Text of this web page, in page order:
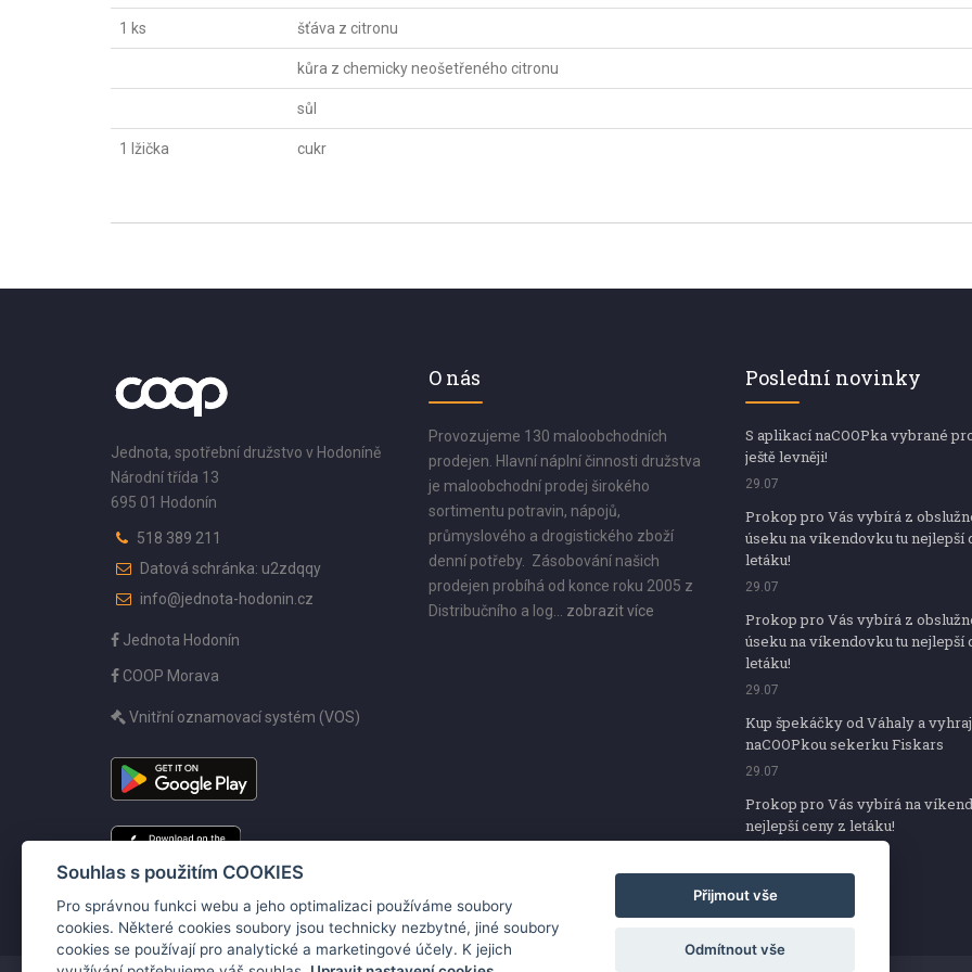
1 ks šťáva z citronu
kůra z chemicky neošetřeného citronu
sůl
1 lžička cukr
Jednota, spotřební družstvo v Hodoníně
Národní třída 13
695 01 Hodonín
518 389 211
Datová schránka: u2zdqqy
info@jednota-hodonin.cz
Jednota Hodonín
COOP Morava
Vnitřní oznamovací systém (VOS)
O nás
Provozujeme 130 maloobchodních
prodejen. Hlavní náplní činnosti družstva
je maloobchodní prodej širokého
sortimentu potravin, nápojů,
průmyslového a drogistického zboží
denní potřeby. Zásobování našich
prodejen probíhá od konce roku 2005 z
Distribučního a log... zobrazit více
Poslední novinky
S aplikací naCOOPka vybrané
ještě levněji!
29.07
Prokop pro Vás vybírá z
úseku na víkendovku tu nejlepší
letáku!
29.07
Prokop pro Vás vybírá z
úseku na víkendovku tu nejlepší
letáku!
29.07
Kup špekáčky od Váhaly a
naCOOPkou sekerku Fiskars
29.07
Prokop pro Vás vybírá na
nejlepší ceny z letáku!
Souhlas s použitím COOKIES
Pro správnou funkci webu a jeho optimalizaci používáme soubory
cookies. Některé cookies soubory jsou technicky nezbytné, jiné soubory
cookies se používají pro analytické a marketingové účely. K jejich
Přijmout vše
Odmítnout vše